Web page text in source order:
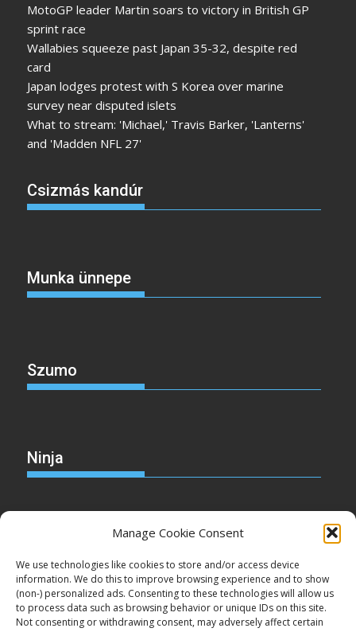
Manage Cookie Consent
We use technologies like cookies to store and/or access device
information. We do this to improve browsing experience and to show
(non-) personalized ads. Consenting to these technologies will allow us
to process data such as browsing behavior or unique IDs on this site.
Not consenting or withdrawing consent, may adversely affect certain
MotoGP leader Martin soars to victory in British GP
sprint race
Wallabies squeeze past Japan 35-32, despite red
card
Japan lodges protest with S Korea over marine
survey near disputed islets
What to stream: 'Michael,' Travis Barker, 'Lanterns'
and 'Madden NFL 27'
Csizmás kandúr
Munka ünnepe
Szumo
Ninja